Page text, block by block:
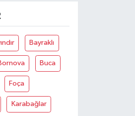
Bayraklı
Buca
Foça
Karabağlar